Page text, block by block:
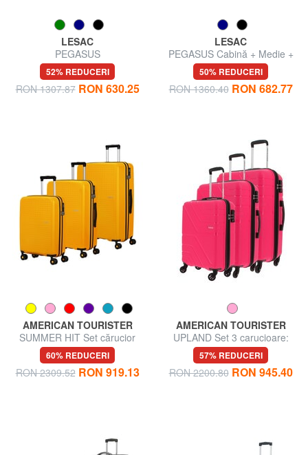
LESAC
PEGASUS
52% REDUCERI
RON 1307.87 RON 630.25
LESAC
PEGASUS Cabină + Medie +
Mare + Frumusețe
50% REDUCERI
RON 1360.40 RON 682.77
AMERICAN TOURISTER
SUMMER HIT Set cărucior
Cabin + Mediu + Mare
60% REDUCERI
RON 2309.52 RON 919.13
AMERICAN TOURISTER
UPLAND Set 3 carucioare:
cabina, mediu, mare
57% REDUCERI
RON 2200.80 RON 945.40